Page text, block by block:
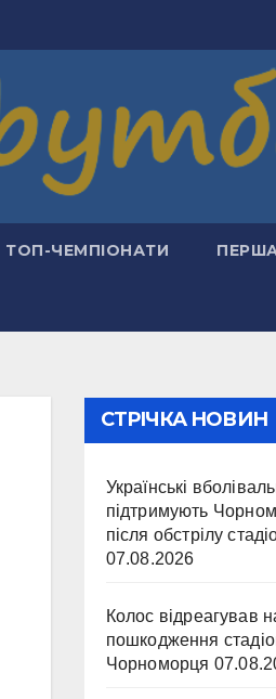
ТОП-ЧЕМПІОНАТИ
СТРІЧКА НОВИН
Українські
підтримують
після обстрілу
07.08.2026
Колос відреагував
пошкодження
Чорноморця